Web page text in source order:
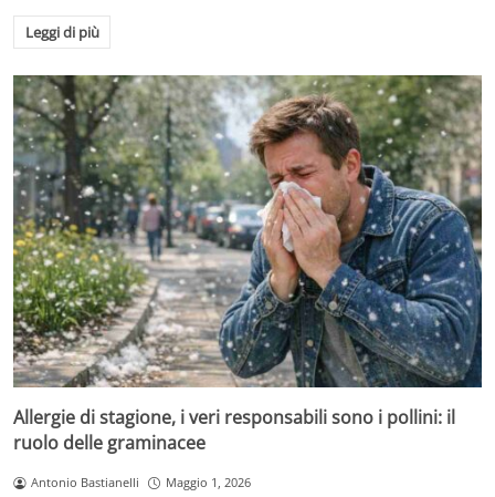
Leggi di più
Allergie di stagione, i veri responsabili sono i pollini: il
ruolo delle graminacee
Antonio Bastianelli Maggio 1, 2026